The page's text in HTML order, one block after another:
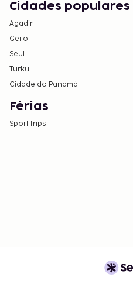
Cidades populares
Agadir
Geilo
Seul
Turku
Cidade do Panamá
Férias
Sport trips